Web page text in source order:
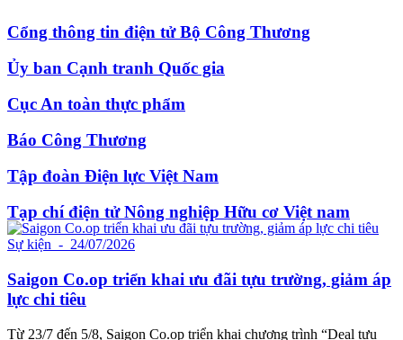
Cổng thông tin điện tử Bộ Công Thương
Ủy ban Cạnh tranh Quốc gia
Cục An toàn thực phẩm
Báo Công Thương
Tập đoàn Điện lực Việt Nam
Tạp chí điện tử Nông nghiệp Hữu cơ Việt nam
Sự kiện - 24/07/2026
Saigon Co.op triển khai ưu đãi tựu trường, giảm áp
lực chi tiêu
Từ 23/7 đến 5/8, Saigon Co.op triển khai chương trình “Deal tựu